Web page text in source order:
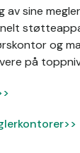
sine
og
på